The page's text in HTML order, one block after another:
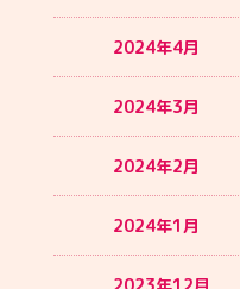
2024年4月
2024年3月
2024年2月
2024年1月